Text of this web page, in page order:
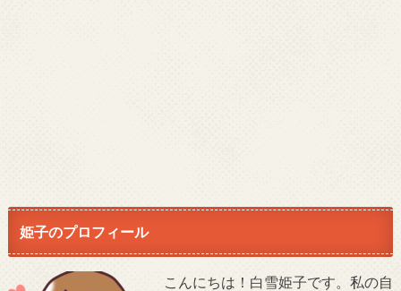
姫子のプロフィール
こんにちは！白雪姫子です。私の自